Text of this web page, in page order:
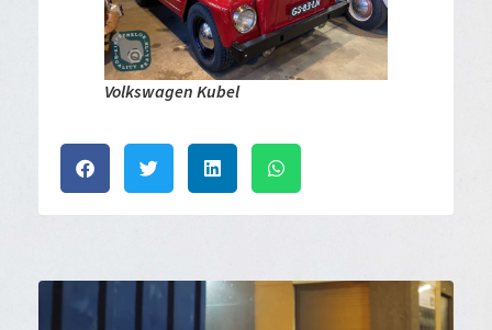
Volkswagen Kubel